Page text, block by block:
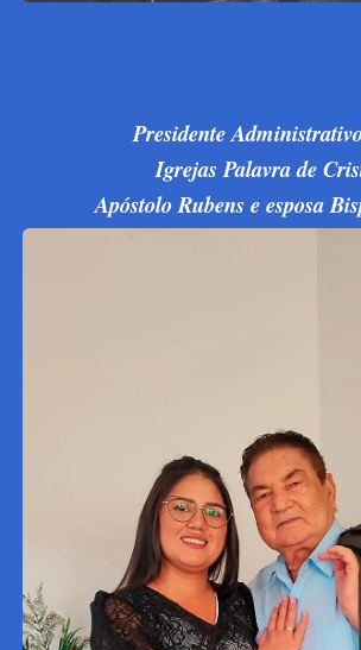
Presidente
Igrejas Palavra de
Apóstolo Rubens e esposa